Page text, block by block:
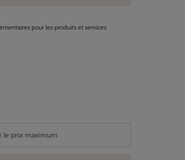
pour les produits et services